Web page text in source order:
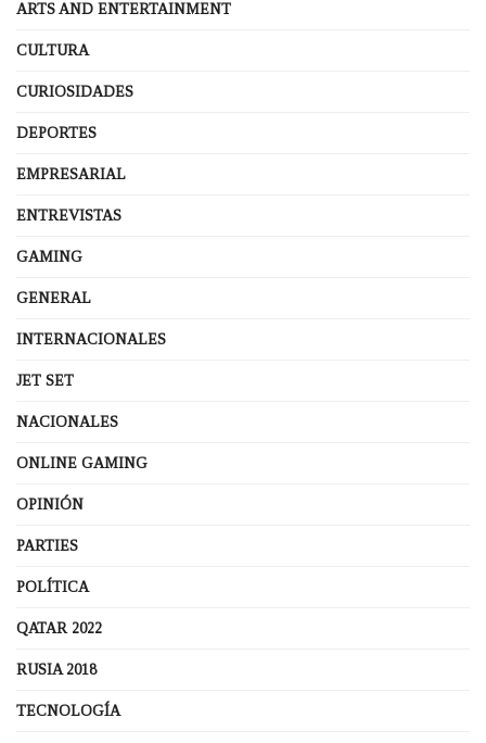
ARTS AND ENTERTAINMENT
CULTURA
CURIOSIDADES
DEPORTES
EMPRESARIAL
ENTREVISTAS
GAMING
GENERAL
INTERNACIONALES
JET SET
NACIONALES
ONLINE GAMING
OPINIÓN
PARTIES
POLÍTICA
QATAR 2022
RUSIA 2018
TECNOLOGÍA